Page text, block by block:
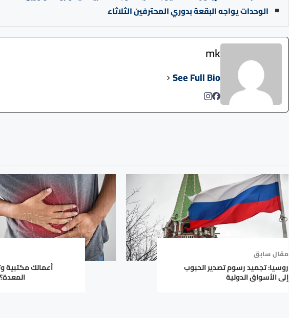
الوحدات يواجه البقعة بدوري المحترفين الثلاثاء
mk
See Full Bio
مقال سابق
روسيا: تجميد رسوم تصدير الحبوب
إلى الأسواق الدولية
أعمالك مكتبية